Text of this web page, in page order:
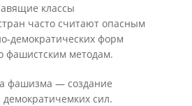
классы
часто считают опасным
демократических форм
фашистским методам.
фашизма — создание
сил.